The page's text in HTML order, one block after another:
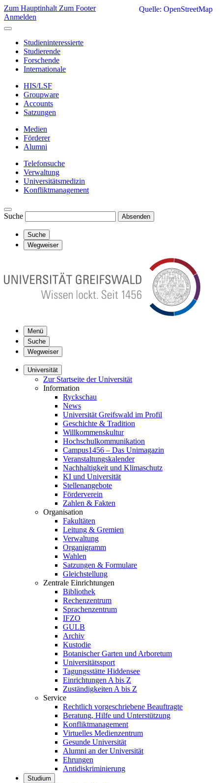
Zum Hauptinhalt Zum Footer
Anmelden
Studieninteressierte
Studierende
Forschende
Internationale
HIS/LSF
Groupware
Accounts
Satzungen
Medien
Förderer
Alumni
Telefonsuche
Verwaltung
Universitätsmedizin
Konfliktmanagement
Suche Absenden
Suche
Wegweiser
Menü
Suche
Wegweiser
Universität
Zur Startseite der Universität
Information
Ryckschau
News
Universität Greifswald im Profil
Geschichte & Tradition
Willkommenskultur
Hochschulkommunikation
Campus1456 – Das Unimagazin
Veranstaltungskalender
Nachhaltigkeit und Klimaschutz
KI und Universität
Stellenangebote
Förderverein
Zahlen & Fakten
Organisation
Fakultäten
Leitung & Gremien
Verwaltung
Organigramm
Wahlen
Satzungen & Formulare
Gleichstellung
Zentrale Einrichtungen
Bibliothek
Rechenzentrum
Sprachenzentrum
IFZO
GULB
Archiv
Kustodie
Botanischer Garten und Arboretum
Universitätssport
Tagungsstätte Hiddensee
Einrichtungen A bis Z
Zuständigkeiten A bis Z
Service
Rechtlich vorgeschriebene Beauftragte
Beratung, Hilfe und Unterstützung
Konfliktmanagement
Virtuelles Medienzentrum
Gesunde Universität
Alumni an der Universität
Ehrungen
Antidiskriminierung
Studium
Quelle: OpenStreetMap